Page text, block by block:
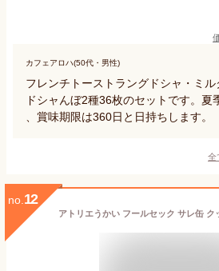
カフェアロハ(50代・男性)
フレンチトーストラングドシャ・ミ
ドシャんぼ2種36枚のセットです。夏
、賞味期限は360日と日持ちします。
全
no. 12